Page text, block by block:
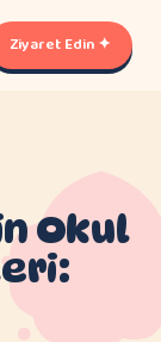
Ziyaret Edin ✦
Okul